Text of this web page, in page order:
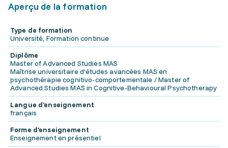
Aperçu de la formation
Type de formation
Université, Formation continue
Diplôme
Master of Advanced Studies MAS
Maîtrise universitaire d’études avancées MAS en
psychothérapie cognitivo-comportementale / Master of
Advanced Studies MAS in Cognitive-Behavioural Psychotherapy
Langue d'enseignement
français
Forme d'enseignement
Enseignement en présentiel